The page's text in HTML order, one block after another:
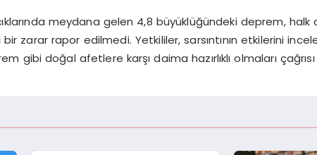
meydana gelen 4,8 büyüklüğündeki deprem, halk
zarar rapor edilmedi. Yetkililer, sarsıntının etkilerini
gibi doğal afetlere karşı daima hazırlıklı olmaları çağrısı